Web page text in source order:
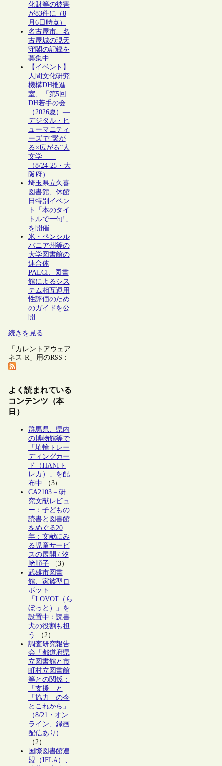
化財等の被害
が83件に（8
月6日時点）
名古屋市、名
古屋城の現天
守閣の記録を
募集中
【イベント】
人間文化研究
機構DH推進
室、「第5回
DH若手の会
（2026夏）―
デジタル・ヒ
ューマニティ
ーズで“繋が
る×広がる”人
文学―」
（8/24-25・大
阪府）
埼玉県立久喜
図書館、休館
日特別イベン
ト「本のタイ
トルで一句!」
を開催
米・ペンシル
バニア州等の
大学図書館の
連合体
PALCI、図書
館によるシス
テム相互運用
性評価のため
のガイドを公
開
続きを見る
「カレントアウェア
ネス-R」用のRSS：
よく読まれている
コンテンツ（本
日）
群馬県、県内
の博物館等で
「埴輪トレー
ディングカー
ド（HANIト
レカ）」を配
布中 （3）
CA2103 – 研
究文献レビュ
ー：子どもの
読書と図書館
をめぐる20
年：文献にみ
る児童サービ
スの展開 / 汐
﨑順子（3）
武雄市図書
館、家族型ロ
ボット
「LOVOT（ら
ぼっと）」を
設置中：読書
犬の役割も担
う
（2）
調査研究報告
会「都道府県
立図書館と市
町村立図書館
等との関係：
「支援」と
「協力」の今
とこれから」
（8/21・オン
ライン、録画
配信あり）
（2）
国際図書館連
盟（IFLA）、